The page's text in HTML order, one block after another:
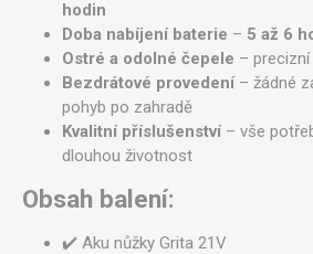
hodin
Doba nabíjení baterie – 5 až 6
Ostré a odolné čepele –
Bezdrátové provedení– žádné
pohyb po zahradě
Kvalitní příslušenství– vše
dlouhou životnost
Obsah balení:
✔️ Aku nůžky Grita 21V